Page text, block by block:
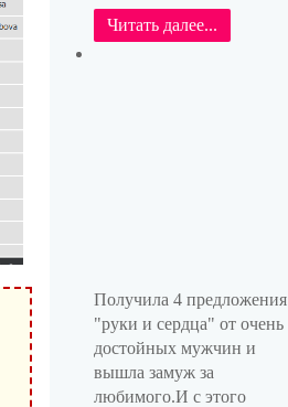
Читать далее...
Получила 4 предложения
"руки и сердца" от очень
достойных мужчин и
вышла замуж за
любимого.И с этого